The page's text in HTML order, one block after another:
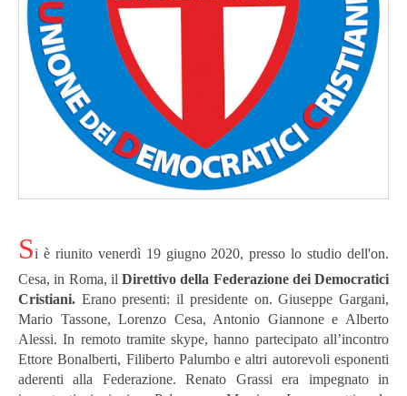
Si è riunito venerdì 19 giugno 2020, presso lo studio dell'on.
Cesa, in Roma, il Direttivo della Federazione dei Democratici
Cristiani. Erano presenti: il presidente on. Giuseppe Gargani,
Mario Tassone, Lorenzo Cesa, Antonio Giannone e Alberto
Alessi. In remoto tramite skype, hanno partecipato all’incontro
Ettore Bonalberti, Filiberto Palumbo e altri autorevoli esponenti
aderenti alla Federazione. Renato Grassi era impegnato in